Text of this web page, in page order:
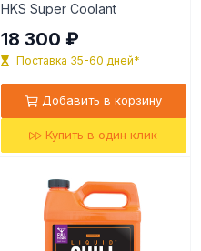
HKS Super Coolant
18 300 ₽
Поставка 35-60 дней*
Добавить в корзину
Купить в один клик